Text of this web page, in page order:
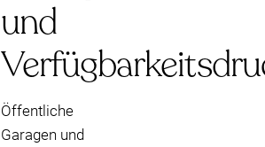
und
Öffentliche
Garagen und